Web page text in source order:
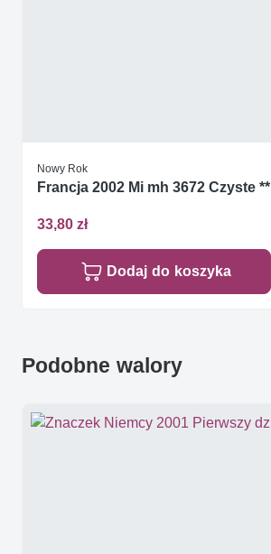
Nowy Rok
Francja 2002 Mi mh 3672 Czyste **
33,80 zł
Dodaj do koszyka
Podobne walory